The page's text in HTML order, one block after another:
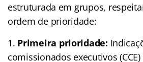
estruturada em grupos,
ordem de prioridade:
Primeira prioridade:
comissionados executivos